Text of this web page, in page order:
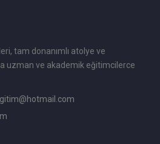
tam donanımlı atolye ve
uzman ve akademik eğitimcilerce